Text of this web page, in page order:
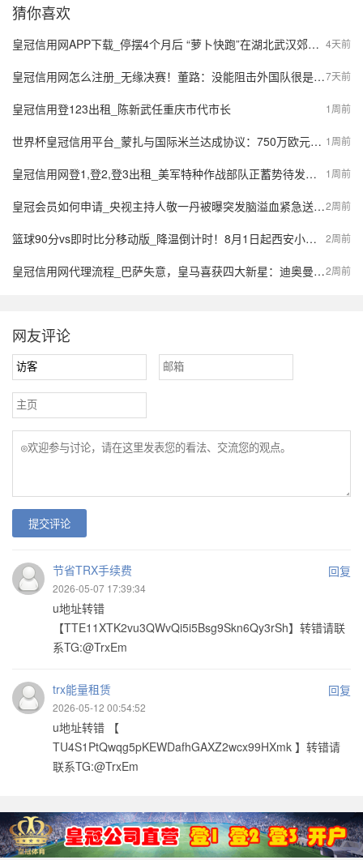
猜你喜欢
4天前
皇冠信用网APP下载_停摆4个月后 “萝卜快跑”在湖北武汉郊区重新接单，多名本地用户发帖称重新叫到车
7天前
皇冠信用网怎么注册_无缘决赛！董路：没能阻击外国队很是自责，孩子们尽力了责任在我
1周前
皇冠信用登123出租_陈新武任重庆市代市长
1周前
世界杯皇冠信用平台_蒙扎与国际米兰达成协议：750万欧元签下阿金桑米罗，10%二转分成成亮点
1周前
皇冠信用网登1,登2,登3出租_美军特种作战部队正蓄势待发，派数千美军入境伊朗，强行夺取9吨铀浓缩？
2周前
皇冠会员如何申请_央视主持人敬一丹被曝突发脑溢血紧急送医，最新公众号置顶评论回应：不信谣，不传谣
2周前
篮球90分vs即时比分移动版_降温倒计时！8月1日起西安小到中雨，陕西局地大到暴雨，气象预报→
2周前
皇冠信用网代理流程_巴萨失意，皇马喜获四大新星：迪奥曼德、B席、库库雷利亚与邓弗里斯的转会内幕
网友评论
提交评论
节省TRX手续费 回复
2026-05-07 17:39:34
u地址转错
【TTE11XTK2vu3QWvQi5i5Bsg9Skn6Qy3rSh】转错请联
系TG:@TrxEm
trx能量租赁 回复
2026-05-12 00:54:52
u地址转错 【
TU4S1PtQwqg5pKEWDafhGAXZ2wcx99HXmk 】转错请
联系TG:@TrxEm